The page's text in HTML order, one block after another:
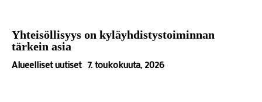
Yhteisöllisyys on kyläyhdistystoiminnan
tärkein asia
Alueelliset uutiset 7. toukokuuta, 2026